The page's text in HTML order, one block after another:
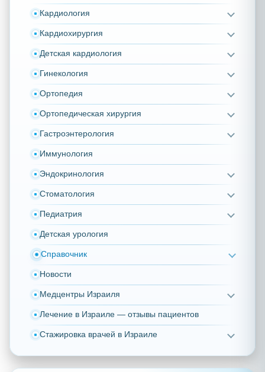
Кардиология
Кардиохирургия
Детская кардиология
Гинекология
Ортопедия
Ортопедическая хирургия
Гастроэнтерология
Иммунология
Эндокринология
Стоматология
Педиатрия
Детская урология
Справочник
Новости
Медцентры Израиля
Лечение в Израиле — отзывы пациентов
Стажировка врачей в Израиле